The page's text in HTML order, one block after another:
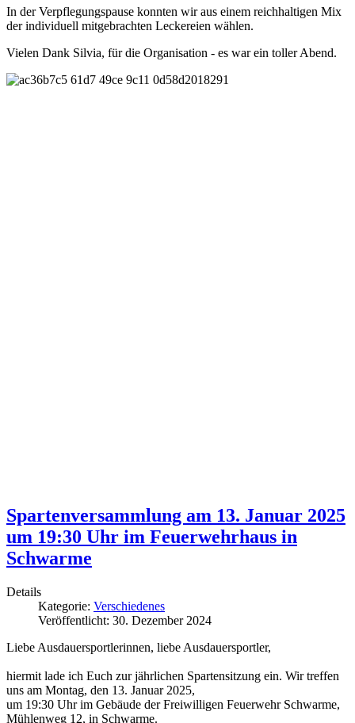
In der Verpflegungspause konnten wir aus einem reichhaltigen Mix
der individuell mitgebrachten Leckereien wählen.
Vielen Dank Silvia, für die Organisation - es war ein toller Abend.
Spartenversammlung am 13. Januar 2025
um 19:30 Uhr im Feuerwehrhaus in
Schwarme
Details
Kategorie: Verschiedenes
Veröffentlicht: 30. Dezember 2024
Liebe Ausdauersportlerinnen, liebe Ausdauersportler,
hiermit lade ich Euch zur jährlichen Spartensitzung ein. Wir treffen
uns am Montag, den 13. Januar 2025,
um 19:30 Uhr im Gebäude der Freiwilligen Feuerwehr Schwarme,
Mühlenweg 12, in Schwarme.